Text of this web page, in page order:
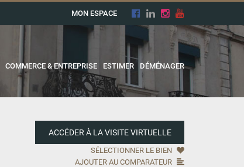
MON ESPACE
COMMERCE & ENTREPRISE ESTIMER DÉMÉNAGER
ACCÉDER À LA VISITE VIRTUELLE
SÉLECTIONNER LE BIEN
AJOUTER AU COMPARATEUR